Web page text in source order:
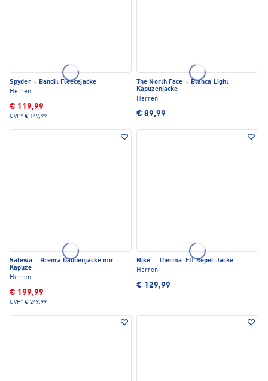
Spyder · Bandit Fleecejacke
Herren
€ 119,99
UVP* € 149,99
The North Face · Blanca Light
Kapuzenjacke
Herren
€ 89,99
Salewa · Brenta Daunenjacke mit
Kapuze
Herren
€ 199,99
UVP* € 249,99
Nike ·
Therma-FIT Repel Jacke
Herren
€ 129,99